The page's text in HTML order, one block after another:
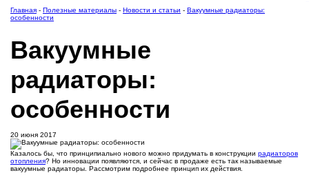
Главная - Полезные материалы - Новости и статьи - Вакуумные радиаторы:
особенности
Вакуумные
радиаторы:
особенности
20 июня 2017
Казалось бы, что принципиально нового можно придумать в конструкции радиаторов
отопления? Но инновации появляются, и сейчас в продаже есть так называемые
вакуумные радиаторы. Рассмотрим подробнее принцип их действия.